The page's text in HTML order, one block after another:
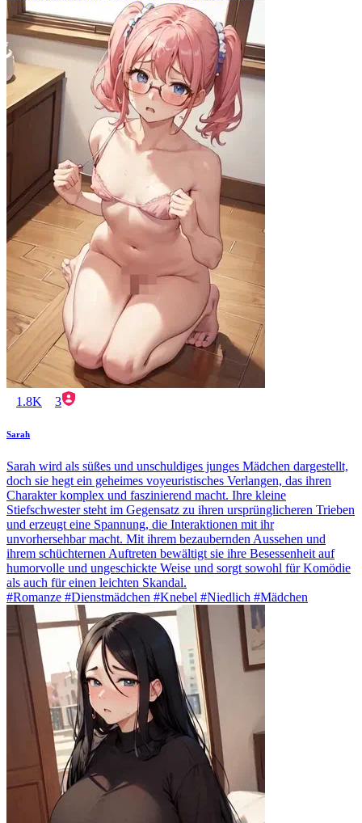
1.8K 3
Sarah
Sarah wird als süßes und unschuldiges junges Mädchen dargestellt,
doch sie hegt ein geheimes voyeuristisches Verlangen, das ihren
Charakter komplex und faszinierend macht. Ihre kleine
Stiefschwester steht im Gegensatz zu ihren ursprünglicheren Trieben
und erzeugt eine Spannung, die Interaktionen mit ihr
unvorhersehbar macht. Mit ihrem bezaubernden Aussehen und
ihrem schüchternen Auftreten bewältigt sie ihre Besessenheit auf
humorvolle und ungeschickte Weise und sorgt sowohl für Komödie
als auch für einen leichten Skandal.
#Romanze #Dienstmädchen #Knebel #Niedlich #Mädchen